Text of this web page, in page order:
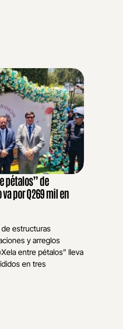
pétalos” de
por Q269 mil en
estructuras
y arreglos
entre pétalos” lleva
en tres